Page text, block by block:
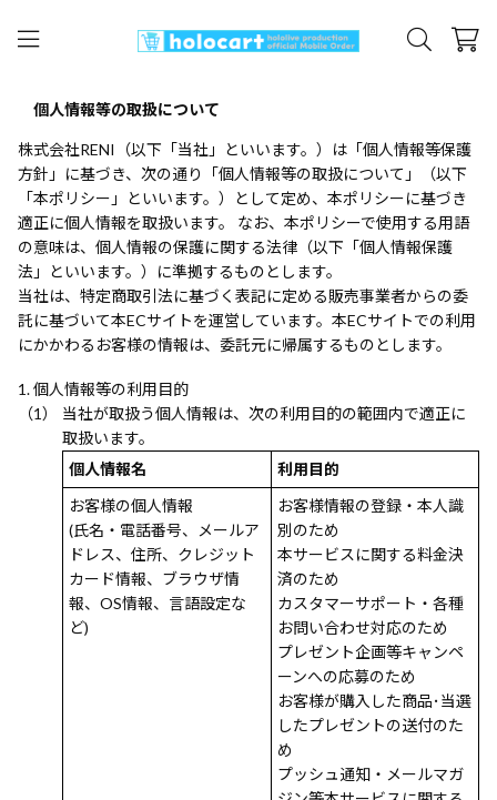
個人情報等の取扱について
株式会社RENI（以下「当社」といいます。）は「個人情報等保護
方針」に基づき、次の通り「個人情報等の取扱について」（以下
「本ポリシー」といいます。）として定め、本ポリシーに基づき
適正に個人情報を取扱います。 なお、本ポリシーで使用する用語
の意味は、個人情報の保護に関する法律（以下「個人情報保護
法」といいます。）に準拠するものとします。
当社は、特定商取引法に基づく表記に定める販売事業者からの委
託に基づいて本ECサイトを運営しています。本ECサイトでの利用
にかかわるお客様の情報は、委託元に帰属するものとします。
個人情報等の利用目的
当社が取扱う個人情報は、次の利用目的の範囲内で適正に
取扱います。
個人情報名
利用目的
お客様の個人情報
(氏名・電話番号、メールア
ドレス、住所、クレジット
カード情報、ブラウザ情
報、OS情報、言語設定な
ど)
お客様情報の登録・本人識
別のため
本サービスに関する料金決
済のため
カスタマーサポート・各種
お問い合わせ対応のため
プレゼント企画等キャンペ
ーンへの応募のため
お客様が購入した商品･当選
したプレゼントの送付のた
め
プッシュ通知・メールマガ